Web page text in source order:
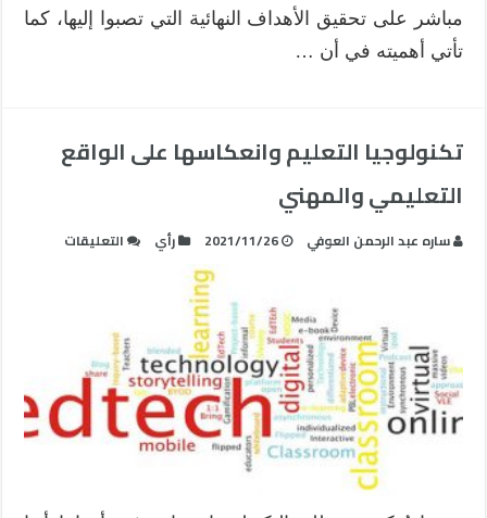
مباشر على تحقيق الأهداف النهائية التي تصبوا إليها، كما
تأتي أهميته في أن …
تكنولوجيا التعليم وانعكاسها على الواقع
التعليمي والمهني
ساره عبد الرحمن العوفي 2021/11/26 رأي التعليقات
التعليمي
والمهني
مغلقة